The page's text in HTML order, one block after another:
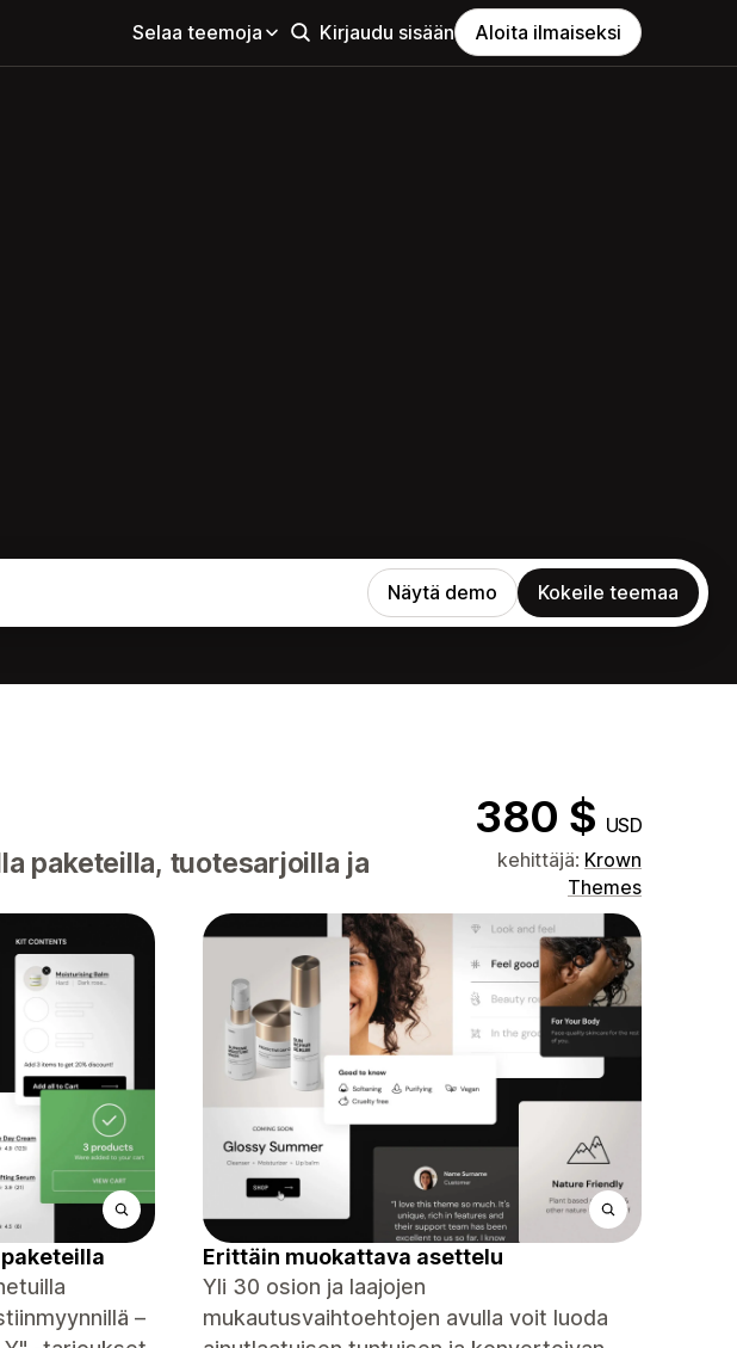
Selaa teemoja Kirjaudu sisään Aloita ilmaiseksi
Näytä demo Kokeile teemaa
380 $ USD
paketeilla, tuotesarjoilla ja
kehittäjä: Krown
Themes
–
Erittäin muokattava asettelu
Yli 30 osion ja laajojen
mukautusvaihtoehtojen avulla voit luoda